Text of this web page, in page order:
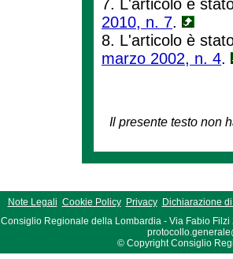
7. L'articolo è
2010, n. 7.
8. L'articolo è
marzo 2002, n. 4.
Il presente testo non
Note Legali Cookie Policy Privacy
Dichiarazione
Consiglio Regionale della Lombardia - Via Fabio Filzi
© Copyright Consiglio